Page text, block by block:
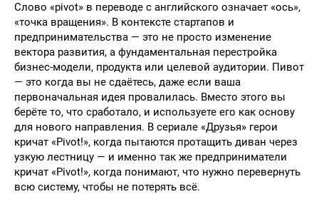
Слово «pivot» в переводе с английского означает «ось»,
«точка вращения». В контексте стартапов и
предпринимательства — это не просто изменение
вектора развития, а фундаментальная перестройка
бизнес-модели, продукта или целевой аудитории. Пивот
— это когда вы не сдаётесь, даже если ваша
первоначальная идея провалилась. Вместо этого вы
берёте то, что сработало, и используете его как основу
для нового направления. В сериале «Друзья» герои
кричат «Pivot!», когда пытаются протащить диван через
узкую лестницу — и именно так же предприниматели
кричат «Pivot!», когда понимают, что нужно перевернуть
всю систему, чтобы не потерять всё.